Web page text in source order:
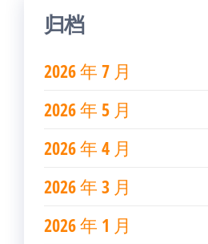
归档
2026 年 7 月
2026 年 5 月
2026 年 4 月
2026 年 3 月
2026 年 1 月